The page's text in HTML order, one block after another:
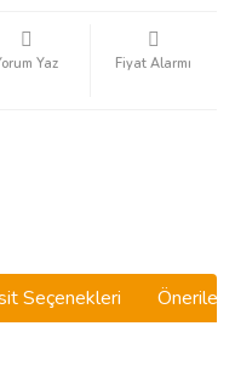
Yaz Fiyat Alarmı
Seçenekleri